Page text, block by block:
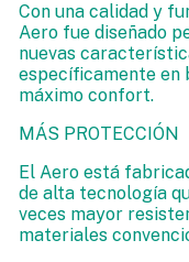
Con una calidad y
Aero fue diseñado
nuevas
específicamente en
máximo confort.
MÁS PROTECCIÓN
El Aero está
de alta tecnología
veces mayor
materiales